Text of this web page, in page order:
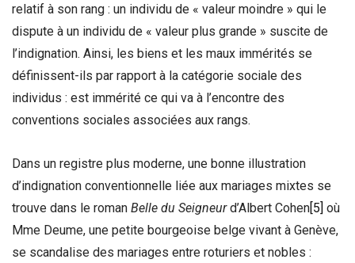
relatif à son rang : un individu de « valeur moindre » qui le
dispute à un individu de « valeur plus grande » suscite de
l’indignation. Ainsi, les biens et les maux immérités se
définissent-ils par rapport à la catégorie sociale des
individus : est immérité ce qui va à l’encontre des
conventions sociales associées aux rangs.
Dans un registre plus moderne, une bonne illustration
d’indignation conventionnelle liée aux mariages mixtes se
trouve dans le roman Belle du Seigneurd’Albert Cohen[5] où
Mme Deume, une petite bourgeoise belge vivant à Genève,
se scandalise des mariages entre roturiers et nobles :